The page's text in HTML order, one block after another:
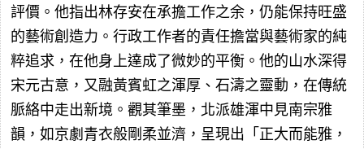
評價。他指出林存安在承擔工作之余，仍能保持旺盛
的藝術創造力。行政工作者的責任擔當與藝術家的純
粹追求，在他身上達成了微妙的平衡。他的山水深得
宋元古意，又融黃賓虹之渾厚、石濤之靈動，在傳統
脈絡中走出新境。觀其筆墨，北派雄渾中見南宗雅
韻，如京劇青衣般剛柔並濟，呈現出「正大而能雅，